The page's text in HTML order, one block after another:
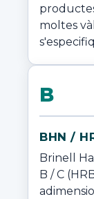
moltes
B
BHN /
Brinell
B / C